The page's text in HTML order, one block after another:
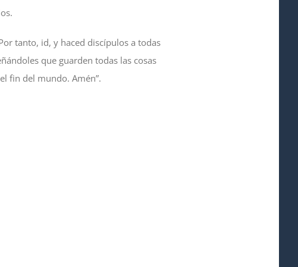
tanto, id, y haced discípulos a todas
que guarden todas las cosas
fin del mundo. Amén”.